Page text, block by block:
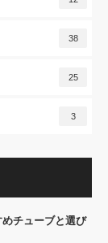
38
25
3
チューブと選び